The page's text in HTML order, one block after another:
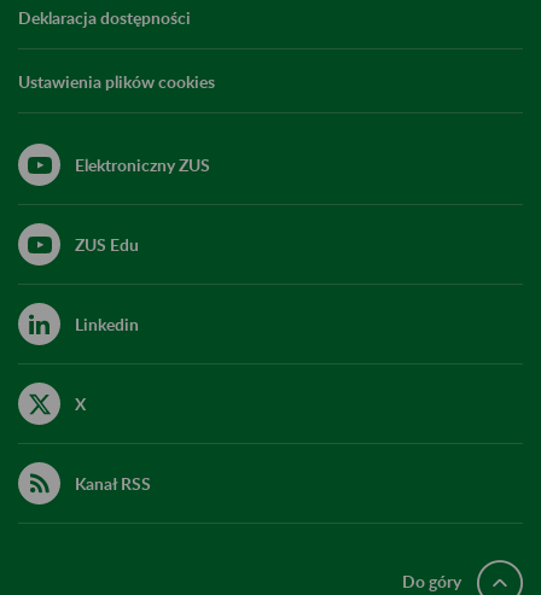
Deklaracja dostępności
Ustawienia plików cookies
Elektroniczny ZUS
ZUS Edu
Linkedin
X
Kanał RSS
Do góry